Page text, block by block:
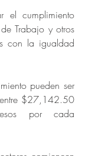
el cumplimiento
Trabajo y otros
con la igualdad
pueden ser
$27,142.50
por cada